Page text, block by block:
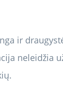
ir
neleidžia